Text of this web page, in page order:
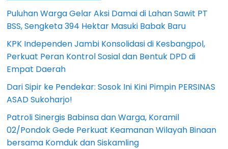
Puluhan Warga Gelar Aksi Damai di Lahan Sawit PT
BSS, Sengketa 394 Hektar Masuki Babak Baru
KPK Independen Jambi Konsolidasi di Kesbangpol,
Perkuat Peran Kontrol Sosial dan Bentuk DPD di
Empat Daerah
Dari Sipir ke Pendekar: Sosok Ini Kini Pimpin PERSINAS
ASAD Sukoharjo!
Patroli Sinergis Babinsa dan Warga, Koramil
02/Pondok Gede Perkuat Keamanan Wilayah Binaan
bersama Komduk dan Siskamling